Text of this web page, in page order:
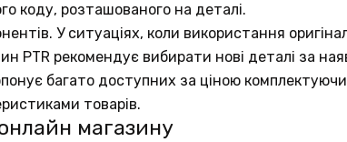
коду, розташованого на деталі.
У ситуаціях, коли використання
PTR рекомендує вибирати нові деталі за
багато доступних за ціною
товарів.
магазину